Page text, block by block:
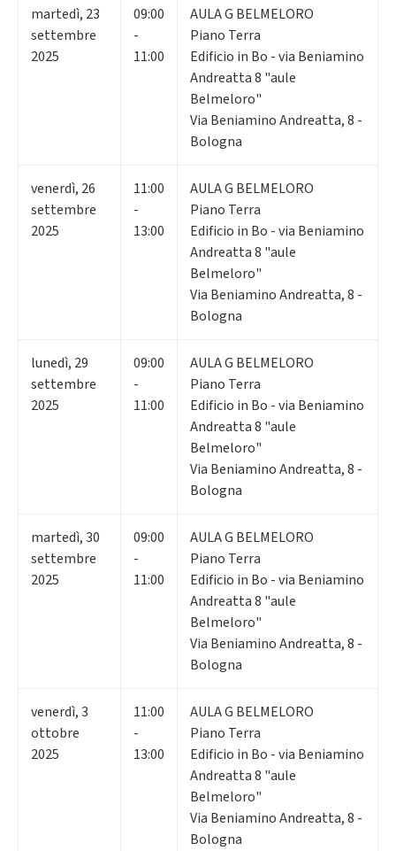
martedì, 23
settembre
2025
09:00
-
11:00
AULA G BELMELORO
Piano Terra
Edificio in Bo - via Beniamino
Andreatta 8 "aule
Belmeloro"
Via Beniamino Andreatta, 8 -
Bologna
venerdì, 26
settembre
2025
11:00
-
13:00
AULA G BELMELORO
Piano Terra
Edificio in Bo - via Beniamino
Andreatta 8 "aule
Belmeloro"
Via Beniamino Andreatta, 8 -
Bologna
lunedì, 29
settembre
2025
09:00
-
11:00
AULA G BELMELORO
Piano Terra
Edificio in Bo - via Beniamino
Andreatta 8 "aule
Belmeloro"
Via Beniamino Andreatta, 8 -
Bologna
martedì,30
settembre
2025
09:00
-
11:00
AULA G BELMELORO
Piano Terra
Edificio in Bo - via Beniamino
Andreatta 8 "aule
Belmeloro"
Via Beniamino Andreatta, 8 -
Bologna
venerdì,3
ottobre
2025
11:00
-
13:00
AULA G BELMELORO
Piano Terra
Edificio in Bo - via Beniamino
Andreatta 8 "aule
Belmeloro"
Via Beniamino Andreatta, 8 -
Bologna